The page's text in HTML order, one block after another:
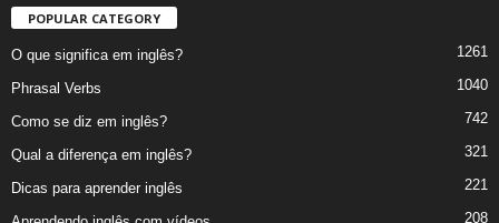
POPULAR CATEGORY
O que significa em inglês? 1261
Phrasal Verbs 1040
Como se diz em inglês? 742
Qual a diferença em inglês? 321
Dicas para aprender inglês 221
208